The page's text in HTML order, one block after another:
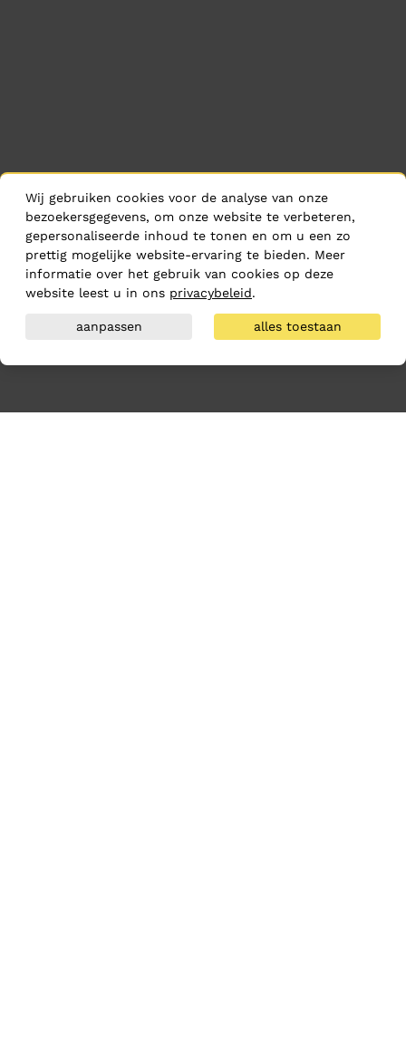
Wij gebruiken cookies voor de analyse van onze
bezoekersgegevens, om onze website te verbeteren,
gepersonaliseerde inhoud te tonen en om u een zo
prettig mogelijke website-ervaring te bieden. Meer
informatie over het gebruik van cookies op deze
website leest u in ons privacybeleid.
aanpassen alles toestaan